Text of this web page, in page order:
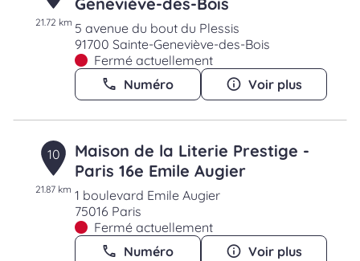
21.72 km 5 avenue du bout du Plessis
91700 Sainte-Geneviève-des-Bois
Fermé actuellement
Numéro
Voir plus
10
21.87 km
Maison de la Literie Prestige -
Paris 16e Emile Augier
1 boulevard Emile Augier
75016 Paris
Fermé actuellement
Numéro
Voir plus